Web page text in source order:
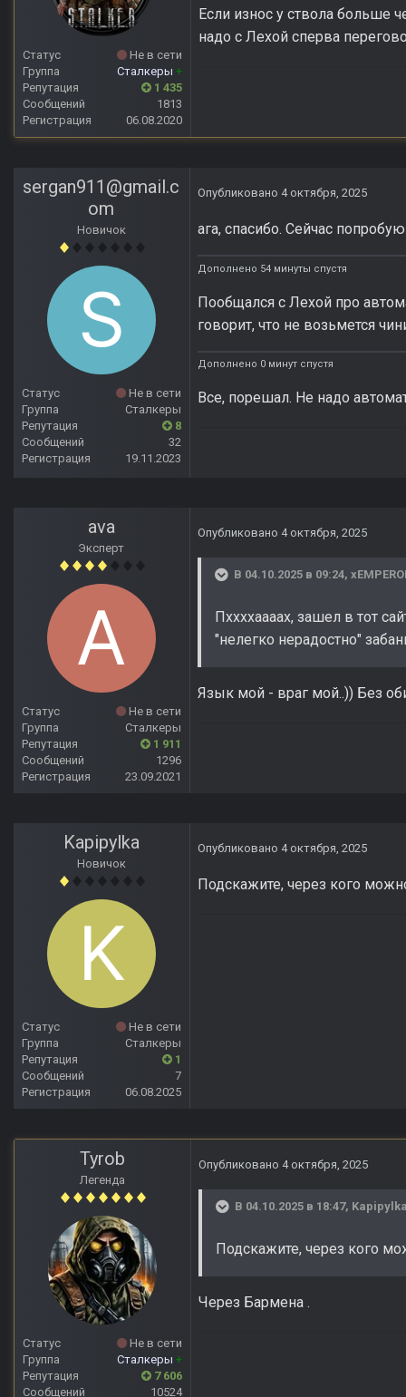
Статус
Не в сети
Группа
Сталкеры +
Репутация
1 435
Сообщений
1813
Регистрация
06.08.2020
Если износ у ствола больше
надо с Лехой сперва
sergan911@gmail.c
om
Новичок
Статус
Не в сети
Группа
Сталкеры
Репутация
8
Сообщений
32
Регистрация
19.11.2023
Опубликовано 4 октября, 2025
ага, спасибо. Сейчас
Дополнено 54 минуты спустя
Пообщался с Лехой про
говорит, что не возьмется
Дополнено 0 минут спустя
Все, порешал. Не надо
ava
Эксперт
Статус
Не в сети
Группа
Сталкеры
Репутация
1 911
Сообщений
1296
Регистрация
23.09.2021
Опубликовано 4 октября, 2025
В 04.10.2025 в 09:24,
Пххххаааах, зашел в тот
"нелегко нерадостно"
Язык мой - враг мой..)) Без
Kapipylka
Новичок
Статус
Не в сети
Группа
Сталкеры
Репутация
1
Сообщений
7
Регистрация
06.08.2025
Опубликовано 4 октября, 2025
Подскажите, через кого
Tyrob
Легенда
Статус
Не в сети
Группа
Сталкеры +
Репутация
7 606
Сообщений
10524
Опубликовано 4 октября, 2025
В 04.10.2025 в 18:47,
Подскажите, через кого
Через Бармена .